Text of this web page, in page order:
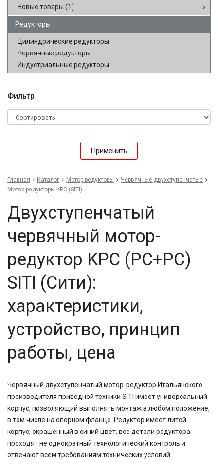
Новые товары (1)
Редукторы
Цилиндрические редукторы
Червячные редукторы
Индустриальные редукторы
Фильтр
Применить
Главная Каталог Мотор-редукторы
Червячные двухступенчатые
Мотор-редукторы KPC (SITI)
Двухступенчатый
червячный мотор-
редуктор KPC (PC+PC)
SITI (Сити):
характеристики,
устройство, принцип
работы, цена
Червячный двухступенчатый мотор-редуктор Итальянского
производителя приводной техники SITI имеет универсальный
корпус, позволяющий выполнять монтаж в любом положение,
в том числе на опорном фланце. Редуктор имеет литой
корпус, окрашенный в синий цвет, все детали редуктора
проходят не однократный технологический контроль и
отвечают всем требованиям технических условий.